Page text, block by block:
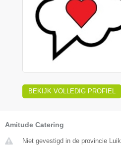
BEKIJK VOLLEDIG PROFIEL
Amitude Catering
Niet gevestigd in de provincie Luik.